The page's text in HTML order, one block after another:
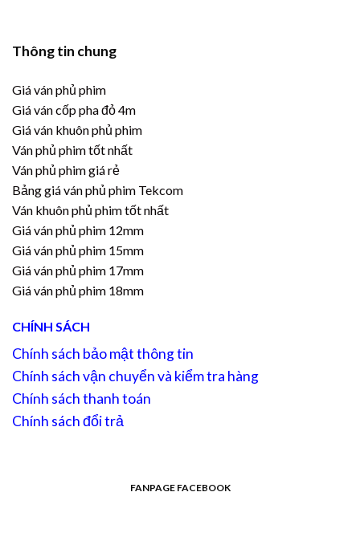
Thông tin chung
Giá ván phủ phim
Giá ván cốp pha đỏ 4m
Giá ván khuôn phủ phim
Ván phủ phim tốt nhất
Ván phủ phim giá rẻ
Bảng giá ván phủ phim Tekcom
Ván khuôn phủ phim tốt nhất
Giá ván phủ phim 12mm
Giá ván phủ phim 15mm
Giá ván phủ phim 17mm
Giá ván phủ phim 18mm
CHÍNH SÁCH
Chính sách bảo mật thông tin
Chính sách vận chuyển và kiểm tra hàng
Chính sách thanh toán
Chính sách đổi trả
FANPAGE FACEBOOK